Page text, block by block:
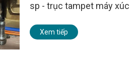
sp - trục tampet máy xúc
Xem tiếp